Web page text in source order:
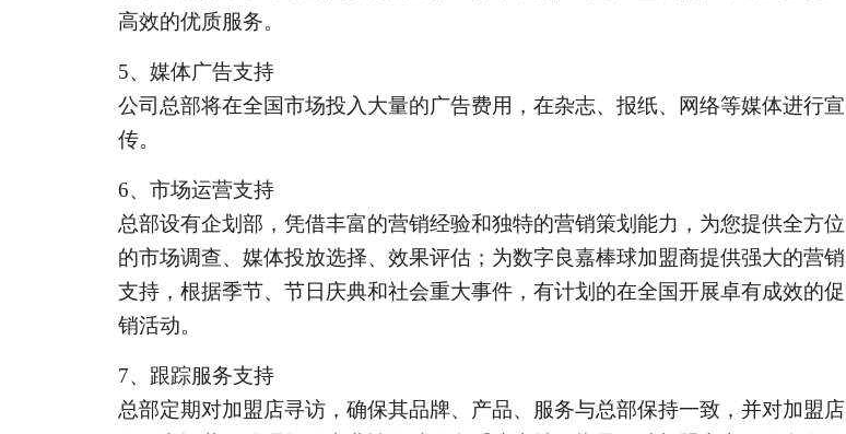
高效的优质服务。
5、媒体广告支持
公司总部将在全国市场投入大量的广告费用，在杂志、报纸、网络等媒体进行宣
传。
6、市场运营支持
总部设有企划部，凭借丰富的营销经验和独特的营销策划能力，为您提供全方位
的市场调查、媒体投放选择、效果评估；为数字良嘉棒球加盟商提供强大的营销
支持，根据季节、节日庆典和社会重大事件，有计划的在全国开展卓有成效的促
销活动。
7、跟踪服务支持
总部定期对加盟店寻访，确保其品牌、产品、服务与总部保持一致，并对加盟店